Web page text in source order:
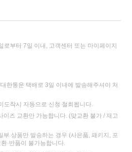
로부터 7일 이내, 고객센터 또는 마이페이지
한통운 택배로 3일 이내에 발송해주셔야 처
도착시 자동으로 신청 철회됩니다.
이즈 교환만 가능합니다. (맞교환 불가 / 재고
부 상품만 발송하는 경우 (사은품, 패키지, 포
·반품이 불가능합니다.